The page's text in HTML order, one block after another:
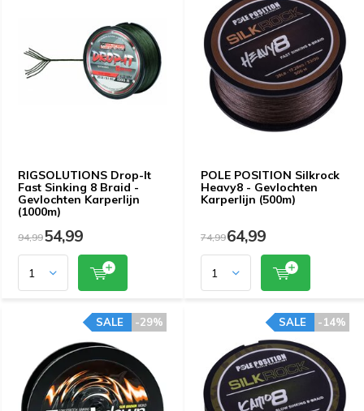
RIGSOLUTIONS Drop-It
Fast Sinking 8 Braid -
Gevlochten Karperlijn
(1000m)
94,9954,99
POLE POSITION Silkrock
Heavy8 - Gevlochten
Karperlijn (500m)
74,9964,99
-29%
SALE -14%
SALE